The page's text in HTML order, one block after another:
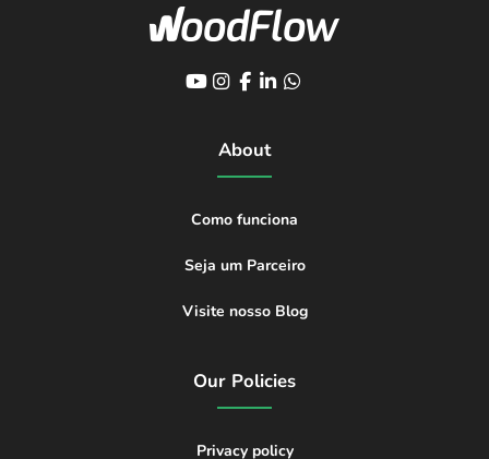
About
Como funciona
Seja um Parceiro
Visite nosso Blog
Our Policies
Privacy policy